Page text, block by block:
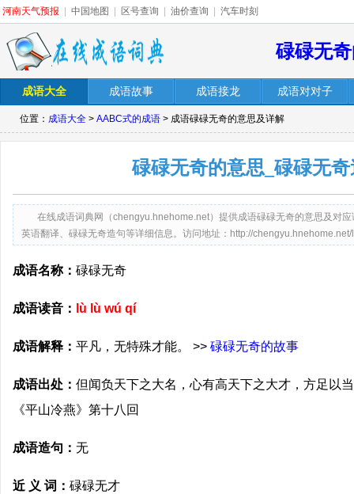
河南天气预报 中国地图 区号查询 油价查询 汽车时刻
碌碌无
成语大全 成语故事 成语接龙 成语对对子
位置： 成语大全 > AABC式的成语 > 成语碌碌无奇的意思及详解
碌碌无奇的意思_碌碌无
在线成语词典网（chengyu.hnehome.net）提供成语碌碌无奇的意思及对
英语翻译、碌碌无奇造句等详细信息。访问地址：http://
成语名称： 碌碌无奇
成语读音： lù lù wú qí
成语解释： 平凡，无特殊才能。 >> 碌碌无奇的故事
成语出处： 但闻负天下之大名，心有高天下之大才，方足以
《平山冷燕》第十八回
成语造句： 无
近 义 词： 碌碌无才